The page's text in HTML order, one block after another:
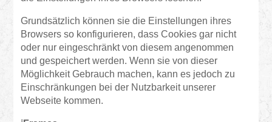
Grundsätzlich können sie die Einstellungen ihres
Browsers so konfigurieren, dass Cookies gar nicht
oder nur eingeschränkt von diesem angenommen
und gespeichert werden. Wenn sie von dieser
Möglichkeit Gebrauch machen, kann es jedoch zu
Einschränkungen bei der Nutzbarkeit unserer
Webseite kommen.